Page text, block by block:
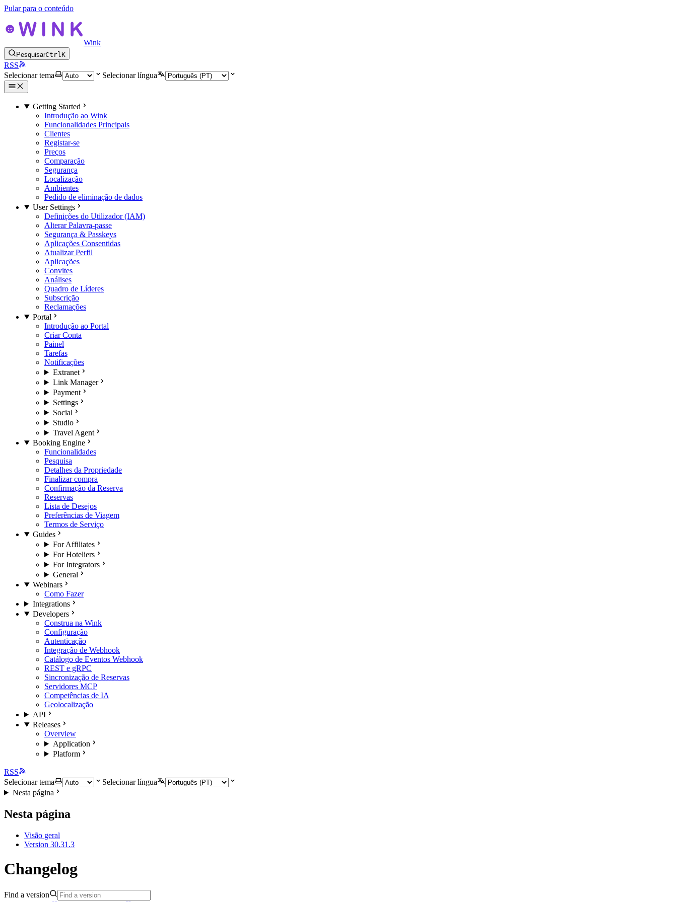
Pular para o conteúdo
Wink
PesquisarCtrlK
RSS
Selecionar tema
Selecionar língua
Getting Started
Introdução ao Wink
Funcionalidades Principais
Clientes
Registar-se
Preços
Comparação
Segurança
Localização
Ambientes
Pedido de eliminação de dados
User Settings
Definições do Utilizador (IAM)
Alterar Palavra-passe
Segurança & Passkeys
Aplicações Consentidas
Atualizar Perfil
Aplicações
Convites
Análises
Quadro de Líderes
Subscrição
Reclamações
Portal
Introdução ao Portal
Criar Conta
Painel
Tarefas
Notificações
Extranet
Link Manager
Payment
Settings
Social
Studio
Travel Agent
Booking Engine
Funcionalidades
Pesquisa
Detalhes da Propriedade
Finalizar compra
Confirmação da Reserva
Reservas
Lista de Desejos
Preferências de Viagem
Termos de Serviço
Guides
For Affiliates
For Hoteliers
For Integrators
General
Webinars
Como Fazer
Integrations
Developers
Construa na Wink
Configuração
Autenticação
Integração de Webhook
Catálogo de Eventos Webhook
REST e gRPC
Sincronização de Reservas
Servidores MCP
Competências de IA
Geolocalização
API
Releases
Overview
Application
Platform
RSS
Selecionar tema
Selecionar língua
Nesta página
Nesta página
Visão geral
Version 30.31.3
Changelog
Find a version